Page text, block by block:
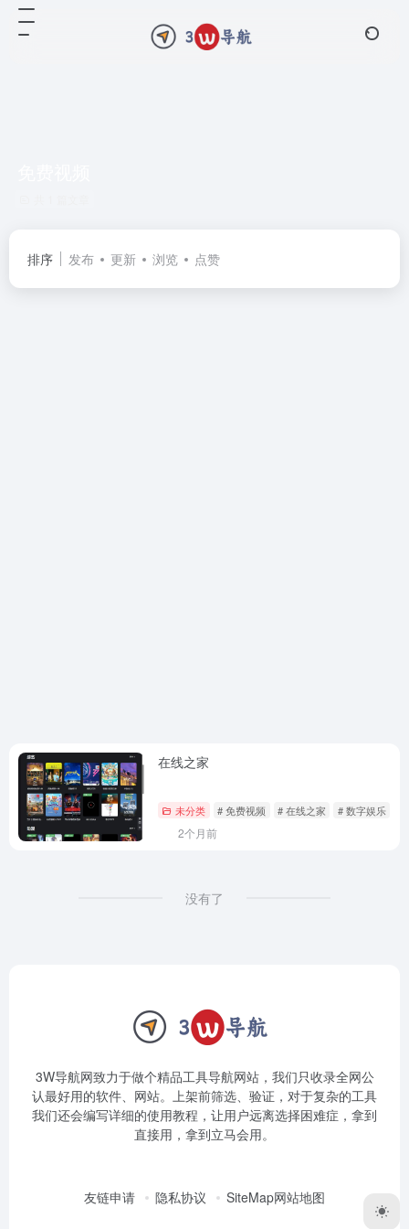
排序 发布 更新 浏览 点赞
在线之家
未分类 # 免费视频 # 在线之家 # 数字娱乐
2个月前
没有了
3W导航网致力于做个精品工具导航网站，我们只收录全网公
认最好用的软件、网站。上架前筛选、验证，对于复杂的工具
我们还会编写详细的使用教程，让用户远离选择困难症，拿到
直接用，拿到立马会用。
友链申请 隐私协议 SiteMap网站地图